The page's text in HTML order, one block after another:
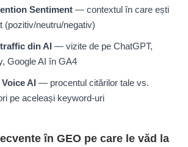
Sentiment— contextul în care ești
(pozitiv/neutru/negativ)
din AI — vizite de pe ChatGPT,
Google AI în GA4
AI — procentul citărilor tale vs.
pe aceleași keyword-uri
în GEO pe care le văd la